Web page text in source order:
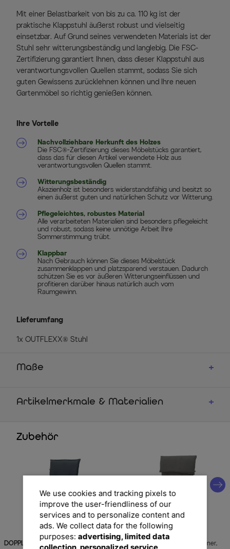
Mit einer Belastbarkeit von bis zu ca. 110 kg ist der
praktische Klappstuhl äußerst robust und vielseitig
einsetzbar. Auf Grund seines verwendeten Materials ist der
Stuhl sehr witterungsbeständig und langlebig. Die FSC-
Zertifizierung garantiert Ihnen, dass dieser Klappstuhl aus
verantwortungsvollen Quellen stammt, sodass Sie sich
guten Gewissens zurücklehnen können und Ihre neuen
Gartenmöbel so richtig genießen können.
Ihre Vorteile
Nachvollziehbare Herkunft des Holzes
Die FSC®-Zertifizierung dieses Möbelstücks garantiert,
dass das für diesen Artikel verwendete Holz aus
verantwortungsvollen Quellen stammt.
Witterungsbeständig
Akazienholz ist besonders widerstandsfähig und besitzt so
einen äußerst guten und natürlichen Schutz vor Witterung.
Pflegeleichtes, robustes Material
Alle verarbeiteten Materialien sind besonders pflegeleicht
und robust, sodass keine unnötige Arbeit Ihre
Sommerstimmung trübt.
Klappbar
Nach Gebrauch können Sie dieses Möbelstück
zusammenklappen und platzsparend verstauen. Dadurch
schützen Sie es vor äußeren Witterungseinflüssen und
profitieren darüber hinaus natürlich auch vom
Raumgewinn.
Lieferumfang
1x OUTFLEXX® Stuhl
Maße
Artikelmerkmale & Materialien
Zubehör
DOPPLER DOPPLER
We use cookies and tracking pixels to
improve the user-friendliness of our
services and to personalize content and
ads. We collect data for the following
purposes: advertising, limited data